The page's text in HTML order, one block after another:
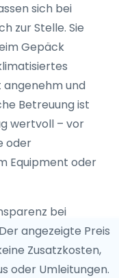
sich bei
zur Stelle. Sie
Gepäck
angenehm und
Betreuung ist
wertvoll – vor
oder
Equipment oder
bei
angezeigte Preis
Zusatzkosten,
oder Umleitungen.